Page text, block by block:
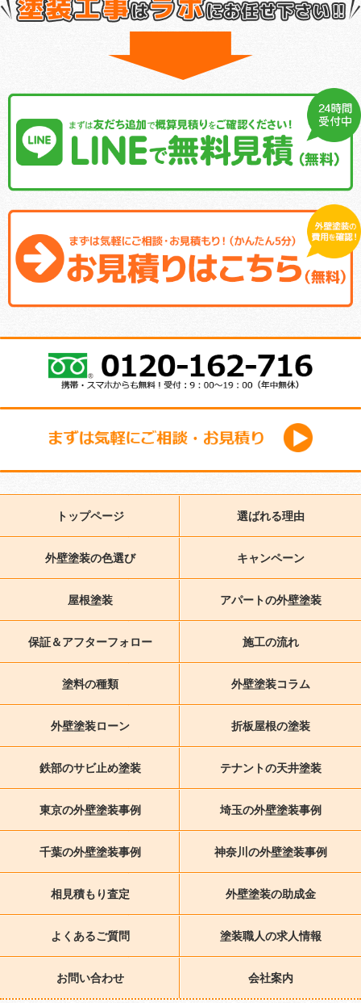
トップページ 選ばれる理由
外壁塗装の色選び キャンペーン
屋根塗装 アパートの外壁塗装
保証＆アフターフォロー 施工の流れ
塗料の種類 外壁塗装コラム
外壁塗装ローン 折板屋根の塗装
鉄部のサビ止め塗装 テナントの天井塗装
東京の外壁塗装事例 埼玉の外壁塗装事例
千葉の外壁塗装事例 神奈川の外壁塗装事例
相見積もり査定 外壁塗装の助成金
よくあるご質問 塗装職人の求人情報
お問い合わせ 会社案内